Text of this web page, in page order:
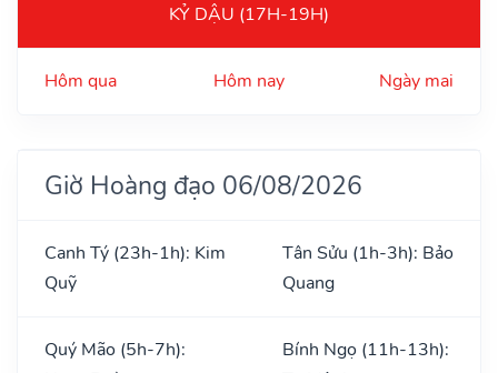
KỶ DẬU (17H-19H)
Hôm qua Hôm nay Ngày mai
Giờ Hoàng đạo 06/08/2026
Canh Tý (23h-1h): Kim
Quỹ
Tân Sửu (1h-3h): Bảo
Quang
Quý Mão (5h-7h):
Bính Ngọ (11h-13h):